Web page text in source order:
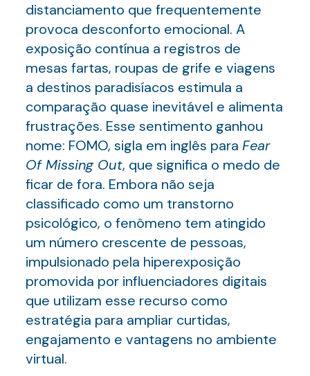
distanciamento que frequentemente
provoca desconforto emocional. A
exposição contínua a registros de
mesas fartas, roupas de grife e viagens
a destinos paradisíacos estimula a
comparação quase inevitável e alimenta
frustrações. Esse sentimento ganhou
nome: FOMO, sigla em inglês para Fear
Of Missing Out, que significa o medo de
ficar de fora. Embora não seja
classificado como um transtorno
psicológico, o fenômeno tem atingido
um número crescente de pessoas,
impulsionado pela hiperexposição
promovida por influenciadores digitais
que utilizam esse recurso como
estratégia para ampliar curtidas,
engajamento e vantagens no ambiente
virtual.